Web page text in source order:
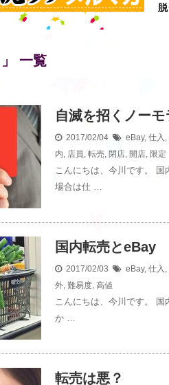
」 一覧
自滅を招くノーモ
2017/02/04 eBay, 仕入 ,
内, 店員, 転売, 閉店, 開店, 限定
こんにちは、今川です。
場合は仕 …
国内転売とeBay
2017/02/03 eBay, 仕入 ,
外, 難易度, 高値
こんにちは、今川です。
か …
転売は悪？